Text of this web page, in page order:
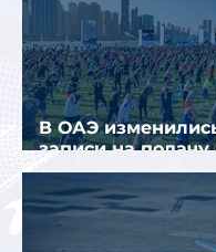
В ОАЭ
записи на
для визы в